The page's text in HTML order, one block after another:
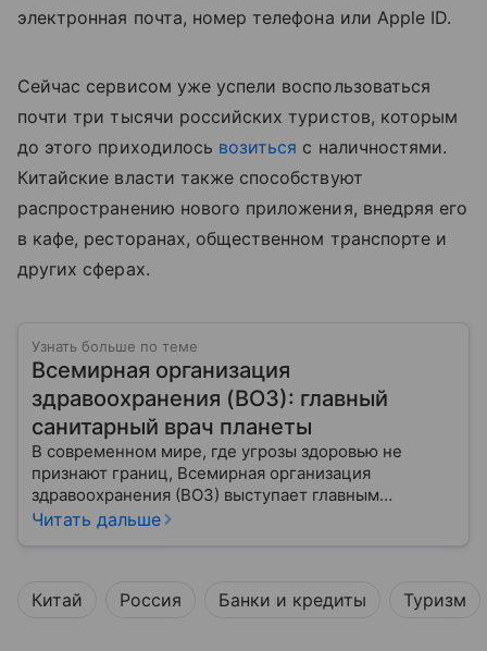
электронная почта, номер телефона или Apple ID.
Сейчас сервисом уже успели воспользоваться
почти три тысячи российских туристов, которым
до этого приходилось возиться с наличностями.
Китайские власти также способствуют
распространению нового приложения, внедряя его
в кафе, ресторанах, общественном транспорте и
других сферах.
Узнать больше по теме
Всемирная организация
здравоохранения (ВОЗ): главный
санитарный врач планеты
В современном мире, где угрозы здоровью не
признают границ, Всемирная организация
здравоохранения (ВОЗ) выступает главным
координатором глобального здравоохранения. Эта
миллиардов людей. Как устроен этот «командный
Читать дальше
Китай Россия Банки и кредиты Туризм